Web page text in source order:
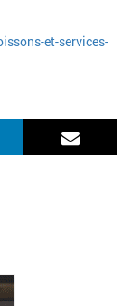
et-services-